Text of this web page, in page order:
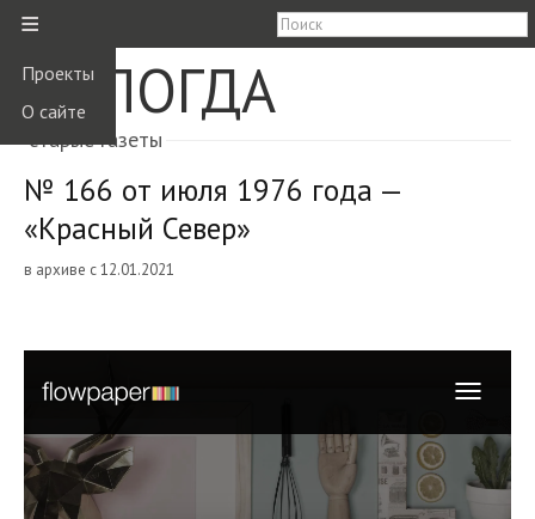
≡
Проекты
О сайте
ВОЛОГДА
старые газеты
№ 166 от июля 1976 года —
«Красный Север»
в архиве с 12.01.2021